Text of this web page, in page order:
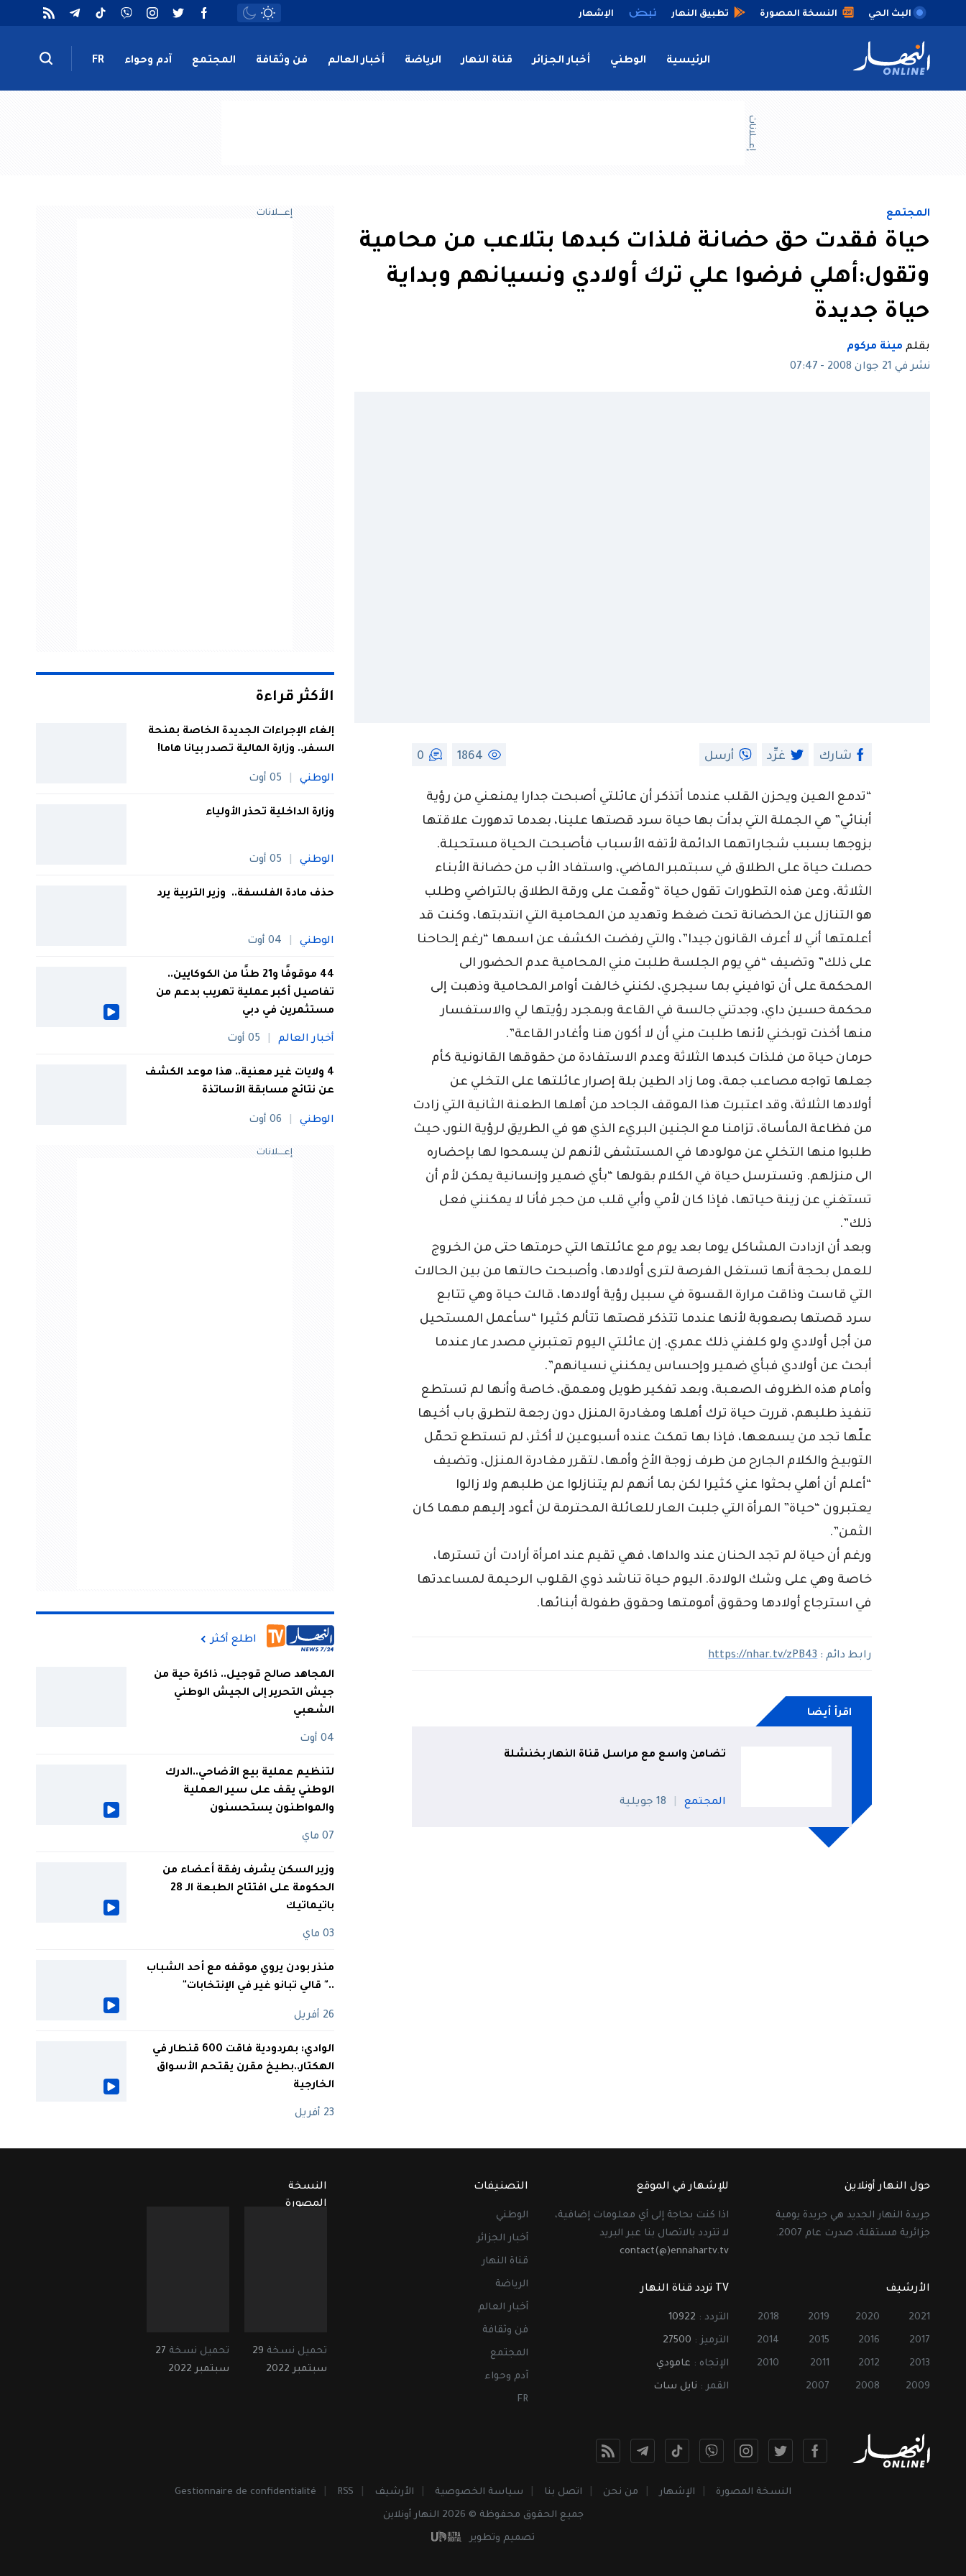
البث الحي النسخة المصورة تطبيق النهار الإشهار
الرئيسية الوطني أخبار الجزائر قناة النهار الرياضة أخبار العالم فن وثقافة المجتمع آدم وحواء FR
إعــــلانات
المجتمع
حياة فقدت حق حضانة فلذات كبدها بتلاعب من محامية
وتقول:أهلي فرضوا علي ترك أولادي ونسيانهم وبداية
حياة جديدة
بقلم مينة مركوم
نشر في 21 جوان 2008 - 07:47
شارك غرِّد أرسل 1864
0
“تدمع العين ويحزن القلب عندما أتذكر أن عائلتي أصبحت جدارا يمنعني من رؤية
أبنائي” هي الجملة التي بدأت بها حياة سرد قصتها علينا، بعدما تدهورت علاقتها
بزوجها بسبب شجاراتهما الدائمة لأتفه الأسباب فأصبحت الحياة مستحيلة.
حصلت حياة على الطلاق في سبتمبر الماضي، واستفاد الأب من حضانة الأبناء
الثلاثة، وعن هذه التطورات تقول حياة “وقّعت على ورقة الطلاق بالتراضي وطلب
هو التنازل عن الحضانة تحت ضغط وتهديد من المحامية التي انتدبتها، وكنت قد
أعلمتها أني لا أعرف القانون جيدا”، والتي رفضت الكشف عن اسمها “رغم إلحاحنا
على ذلك” وتضيف “في يوم الجلسة طلبت مني المحامية عدم الحضور الى
المحكمة على أن توافيني بما سيجري، لكنني خالفت أوامر المحامية وذهبت إلى
محكمة حسين داي، وجدتني جالسة في القاعة وبمجرد رؤيتها لي والاستفسار
منها أخذت توبخني لأنها طلبت مني أن لا أكون هنا وأغادر القاعة”.
حرمان حياة من فلذات كبدها الثلاثة وعدم الاستفادة من حقوقها القانونية كأم
جعلها تواجه مصاعب جمة، وما زاد الطين بلة إصرار عائلتها على التخلي عن
أولادها الثلاثة، وقد اعتبرت هذا الموقف الجاحد من أهلها الطعنة الثانية التي زادت
من فظاعة المأساة، تزامنا مع الجنين البريء الذي هو في الطريق لرؤية النور، حيث
طلبوا منها التخلي عن مولودها في المستشفى لأنهم لن يسمحوا لها بإحضاره
الى منزلهم. وتسترسل حياة في الكلام بقولها “بأي ضمير وإنسانية يمكن لأم أن
تستغني عن زينة حياتها، فإذا كان لأمي وأبي قلب من حجر فأنا لا يمكنني فعل
ذلك”.
وبعد أن ازدادت المشاكل يوما بعد يوم مع عائلتها التي حرمتها حتى من الخروج
للعمل بحجة أنها تستغل الفرصة لترى أولادها، وأصبحت حالتها من بين الحالات
التي قاست وذاقت مرارة القسوة في سبيل رؤية أولادها، قالت حياة وهي تتابع
سرد قصتها بصعوبة لأنها عندما تتذكر قصتها تتألم كثيرا “سأعمل المستحيل
من أجل أولادي ولو كلفني ذلك عمري. إن عائلتي اليوم تعتبرني مصدر عار عندما
أبحث عن أولادي فبأي ضمير وإحساس يمكنني نسيانهم”.
وأمام هذه الظروف الصعبة، وبعد تفكير طويل ومعمق، خاصة وأنها لم تستطع
تنفيذ طلبهم، قررت حياة ترك أهلها ومغادرة المنزل دون رجعة لتطرق باب أخيها
علّها تجد من يسمعها، فإذا بها تمكث عنده أسبوعين لا أكثر، لم تستطع تحمّل
التوبيخ والكلام الجارح من طرف زوجة الأخ وأمها، لتقرر مغادرة المنزل، وتضيف
“أعلم أن أهلي بحثوا عني كثيرا لكن بما أنهم لم يتنازلوا عن طلبهم ولا زالوا
يعتبرون “حياة” المرأة التي جلبت العار للعائلة المحترمة لن أعود إليهم مهما كان
الثمن”.
ورغم أن حياة لم تجد الحنان عند والداها، فهي تقيم عند امرأة أرادت أن تسترها،
خاصة وهي على وشك الولادة. اليوم حياة تناشد ذوي القلوب الرحيمة لمساعدتها
في استرجاع أولادها وحقوق أمومتها وحقوق طفولة أبنائها.
رابط دائم :https://nhar.tv/zPB43
اقرأ أيضا
تضامن واسع مع مراسل قناة النهار بخنشلة
المجتمع 18 جويلية
إعــــلانات
الأكثر قراءة
إلغاء الإجراءات الجديدة الخاصة بمنحة
السفر.. وزارة المالية تصدر بيانا هاما!
الوطني 05 أوت
وزارة الداخلية تحذر الأولياء
الوطني 05 أوت
حذف مادة الفلسفة.. وزير التربية يرد
الوطني 04 أوت
44 موقوفًا و21 طنًا من الكوكايين..
تفاصيل أكبر عملية تهريب بدعم من
مستثمرين في دبي
أخبار العالم 05 أوت
4 ولايات غير معنية.. هذا موعد الكشف
عن نتائج مسابقة الأساتذة
الوطني 06 أوت
إعــــلانات
اطلع أكثر
المجاهد صالح قوجيل.. ذاكرة حية من
جيش التحرير إلى الجيش الوطني
الشعبي
04 أوت
لتنظيم عملية بيع الأضاحي..الدرك
الوطني يقف على سير العملية
والمواطنون يستحسنون
07 ماي
وزير السكن يشرف رفقة أعضاء من
الحكومة على افتتاح الطبعة الـ 28
باتيماتيك
03 ماي
منذر بودن يروي موقفه مع أحد الشباب
.." قالي تبانو غير في الإنتخابات"
26 أفريل
الوادي: بمردودية فاقت 600 قنطار في
الهكتار..بطيخ مقرن يقتحم الأسواق
الخارجية
23 أفريل
حول النهار أونلاين
جريدة النهار الجديد هي جريدة يومية
جزائرية مستقلة، صدرت عام 2007.
للإشهار في الموقع
اذا كنت بحاجة إلى أي معلومات إضافية،
لا تتردد بالاتصال بنا عبر البريد
contact(@)ennahartv.tv
الأرشيف
2021
2020
2019
2018
2017
2016
2015
2014
2013
2012
2011
2010
2009
2008
2007
TV تردد قناة النهار
التردد : 10922
الترميز : 27500
الإتجاه : عامودي
القمر : نايل سات
التصنيفات
الوطني
أخبار الجزائر
قناة النهار
الرياضة
أخبار العالم
فن وثقافة
المجتمع
آدم وحواء
FR
النسخة
المصورة
تحميل نسخة 29
سبتمبر 2022
تحميل نسخة 27
سبتمبر 2022
النسخة المصورة الإشهار من نحن اتصل بنا سياسة الخصوصية الأرشيف RSS
Gestionnaire de confidentialité
جميع الحقوق محفوظة © 2026 النهار أونلاين
تصميم وتطوير